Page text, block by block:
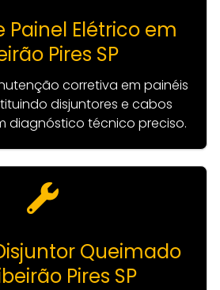
Painel Elétrico em
Pires SP
corretiva em painéis
disjuntores e cabos
diagnóstico técnico preciso.
Queimado
Pires SP